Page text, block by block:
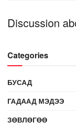
Discussion
Categories
БУСАД
ГАДААД МЭДЭЭ
ЗӨВЛӨГӨӨ